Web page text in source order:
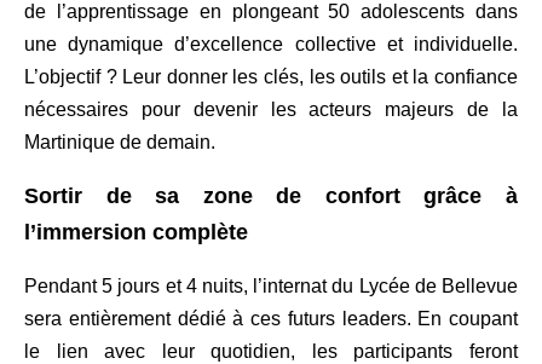
de l’apprentissage en plongeant 50 adolescents dans
une dynamique d’excellence collective et individuelle.
L’objectif ? Leur donner les clés, les outils et la confiance
nécessaires pour devenir les acteurs majeurs de la
Martinique de demain.
Sortir de sa zone de confort grâce à
l’immersion complète
Pendant 5 jours et 4 nuits, l’internat du Lycée de Bellevue
sera entièrement dédié à ces futurs leaders. En coupant
le lien avec leur quotidien, les participants feront